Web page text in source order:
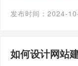
发布时间：2024-
如何设计网站